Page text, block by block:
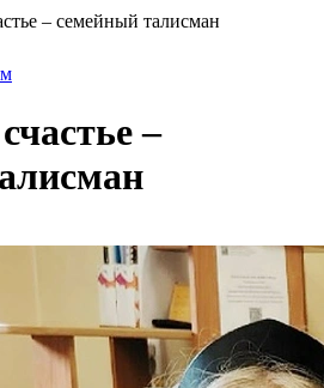
– семейный талисман
–